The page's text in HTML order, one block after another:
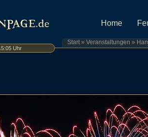
Uhr
Home
Start» Veranstaltungen »